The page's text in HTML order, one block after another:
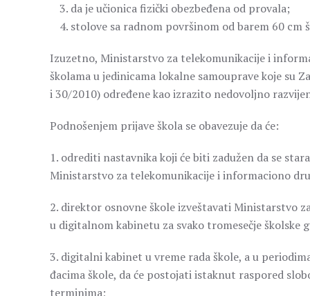
da je učionica fizički obezbeđena od provala;
stolove sa radnom površinom od barem 60 cm
Izuzetno, Ministarstvo za telekomunikacije i
školama u jedinicama lokalne samouprave koje su
i 30/2010) određene kao izrazito nedovoljno
Podnošenjem prijave škola se obavezuje da će:
1. odrediti nastavnika koji će biti zadužen da se
Ministarstvo za telekomunikacije i informaciono
2. direktor osnovne škole izveštavati Ministarstvo
u digitalnom kabinetu za svako tromesečje školske
3. digitalni kabinet u vreme rada škole, a u
đacima škole, da će postojati istaknut raspored
terminima;